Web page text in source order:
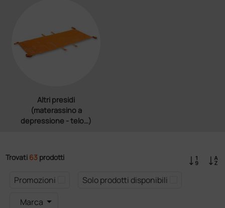
Altri presidi
(materassino a
depressione - telo…)
Trovati 63 prodotti
Promozioni
Solo prodotti disponibili
Marca